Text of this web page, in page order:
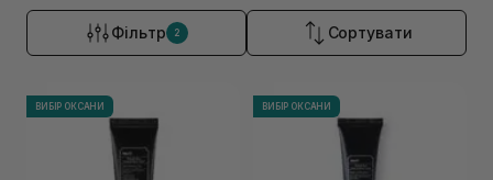
Фільтр 2 Сортувати
ВИБІР ОКСАНИ ВИБІР ОКСАНИ